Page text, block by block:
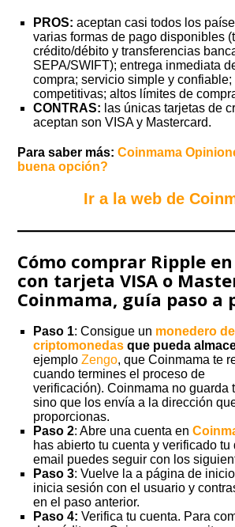
PROS:aceptan casi todos los
varias formas de pago disponibles
crédito/débito y transferencias
SEPA/SWIFT); entrega inmediata
compra; servicio simple y
competitivas; altos límites de
CONTRAS: las únicas tarjetas de
aceptan son VISA y Mastercard.
Para saber más: Coinmama
buena opción?
Ir a la web de
Cómo comprar Ripple
con tarjeta VISA o
Coinmama, guía paso a
Paso 1: Consigue un monedero de
criptomonedas que pueda
ejemploZengo, que Coinmama te
cuando termines el proceso de
verificación). Coinmama no guarda
sino que los envía a la dirección
proporcionas.
Paso 2: Abre una cuenta en
has abierto tu cuenta y verificado
email puedes seguir con los
Paso 3: Vuelve la a página de
inicia sesión con el usuario y
en el paso anterior.
Paso 4: Verifica tu cuenta. Para